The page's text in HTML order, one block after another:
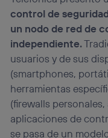
control de
un nodo de red de
independiente.
usuarios y de sus
(smartphones,
herramientas
(firewalls
aplicaciones de
se pasa de un